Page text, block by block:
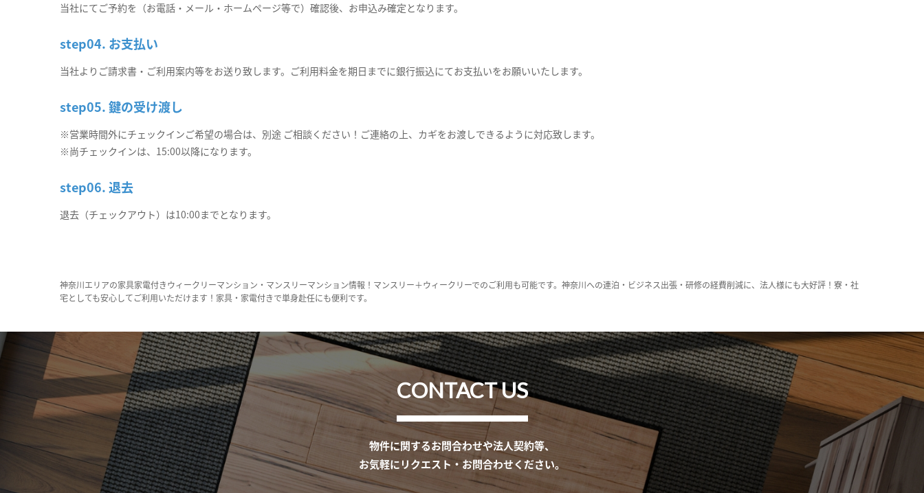
当社にてご予約を（お電話・メール・ホームページ等で）確認後、お申込み確定となります。
step04. お支払い
当社よりご請求書・ご利用案内等をお送り致します。ご利用料金を期日までに銀行振込にてお支払いをお願いいたします。
step05. 鍵の受け渡し
※営業時間外にチェックインご希望の場合は、別途 ご相談ください！ご連絡の上、カギをお渡しできるように対応致します。
※尚チェックインは、15:00以降になります。
step06. 退去
退去（チェックアウト）は10:00までとなります。
神奈川エリアの家具家電付きウィークリーマンション・マンスリーマンション情報！マンスリー＋ウィークリーでのご利用も可能です。神奈川への連泊・ビジネス出張・研修の経費削減に、法人様にも大好評！寮・社
宅としても安心してご利用いただけます！家具・家電付きで単身赴任にも便利です。
CONTACT US
物件に関するお問合わせや法人契約等、
お気軽にリクエスト・お問合わせください。